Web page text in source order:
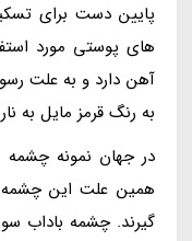
پایین دست برای
های پوستی مورد
آهن دارد و به علت
به رنگ قرمز مایل به
در جهان نمونه
همین علت این چشمه
گیرند. چشمه باداب